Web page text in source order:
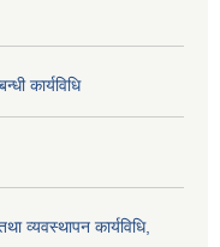
कार्यविधि
व्यवस्थापन कार्यविधि,